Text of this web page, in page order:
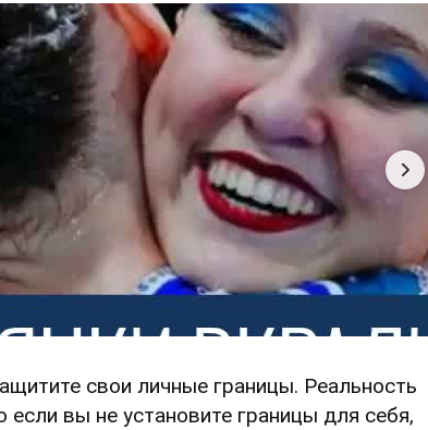
свои личные границы. Реальность
если вы не установите границы для себя,